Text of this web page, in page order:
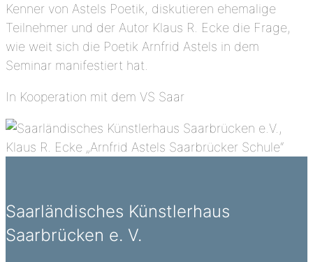
Kenner von Astels Poetik, diskutieren ehemalige
Teilnehmer und der Autor Klaus R. Ecke die Frage,
wie weit sich die Poetik Arnfrid Astels in dem
Seminar manifestiert hat.
In Kooperation mit dem VS Saar
Saarländisches Künstlerhaus
Saarbrücken e. V.